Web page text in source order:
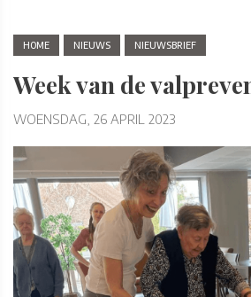
HOME NIEUWS NIEUWSBRIEF
Week van de
WOENSDAG, 26 APRIL 2023